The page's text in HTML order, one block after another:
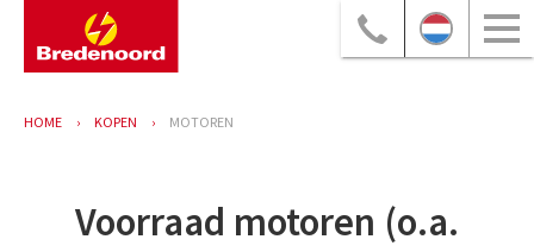
HOME KOPEN MOTOREN
Voorraad motoren (o.a.